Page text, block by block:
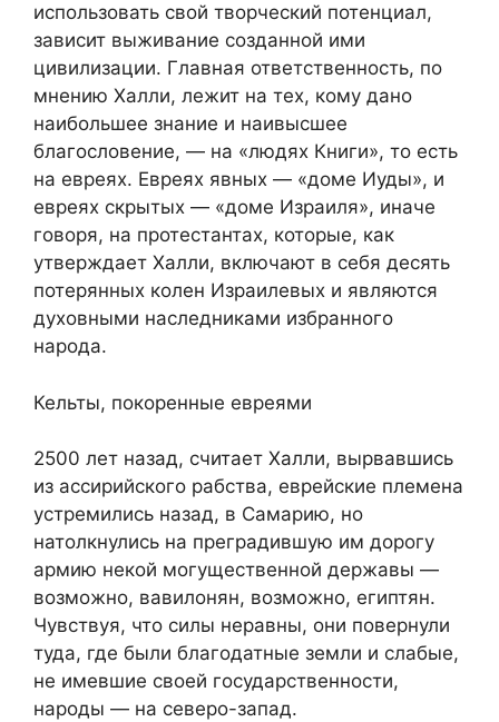
использовать свой творческий потенциал,
зависит выживание созданной ими
цивилизации. Главная ответственность, по
мнению Халли, лежит на тех, кому дано
наибольшее знание и наивысшее
благословение, — на «людях Книги», то есть
на евреях. Евреях явных — «доме Иуды», и
евреях скрытых — «доме Израиля», иначе
говоря, на протестантах, которые, как
утверждает Халли, включают в себя десять
потерянных колен Израилевых и являются
духовными наследниками избранного
народа.
Кельты, покоренные евреями
2500 лет назад, считает Халли, вырвавшись
из ассирийского рабства, еврейские племена
устремились назад, в Самарию, но
натолкнулись на преградившую им дорогу
армию некой могущественной державы —
возможно, вавилонян, возможно, египтян.
Чувствуя, что силы неравны, они повернули
туда, где были благодатные земли и слабые,
не имевшие своей государственности,
народы — на северо-запад.